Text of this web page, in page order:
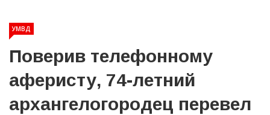
УМВД
Поверив телефонному
аферисту, 74-летний
архангелогородец перевел